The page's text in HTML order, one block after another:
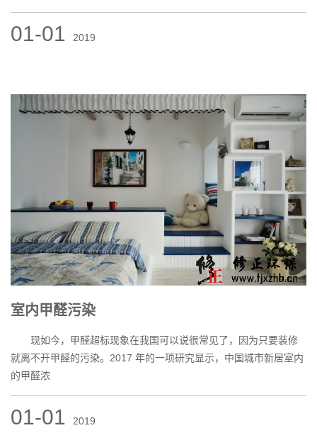
01-01 2019
室内甲醛污染
现如今，甲醛超标现象在我国可以说很常见了，因为只要装修
就离不开甲醛的污染。2017 年的一项研究显示，中国城市新居室内
的甲醛浓
01-01 2019